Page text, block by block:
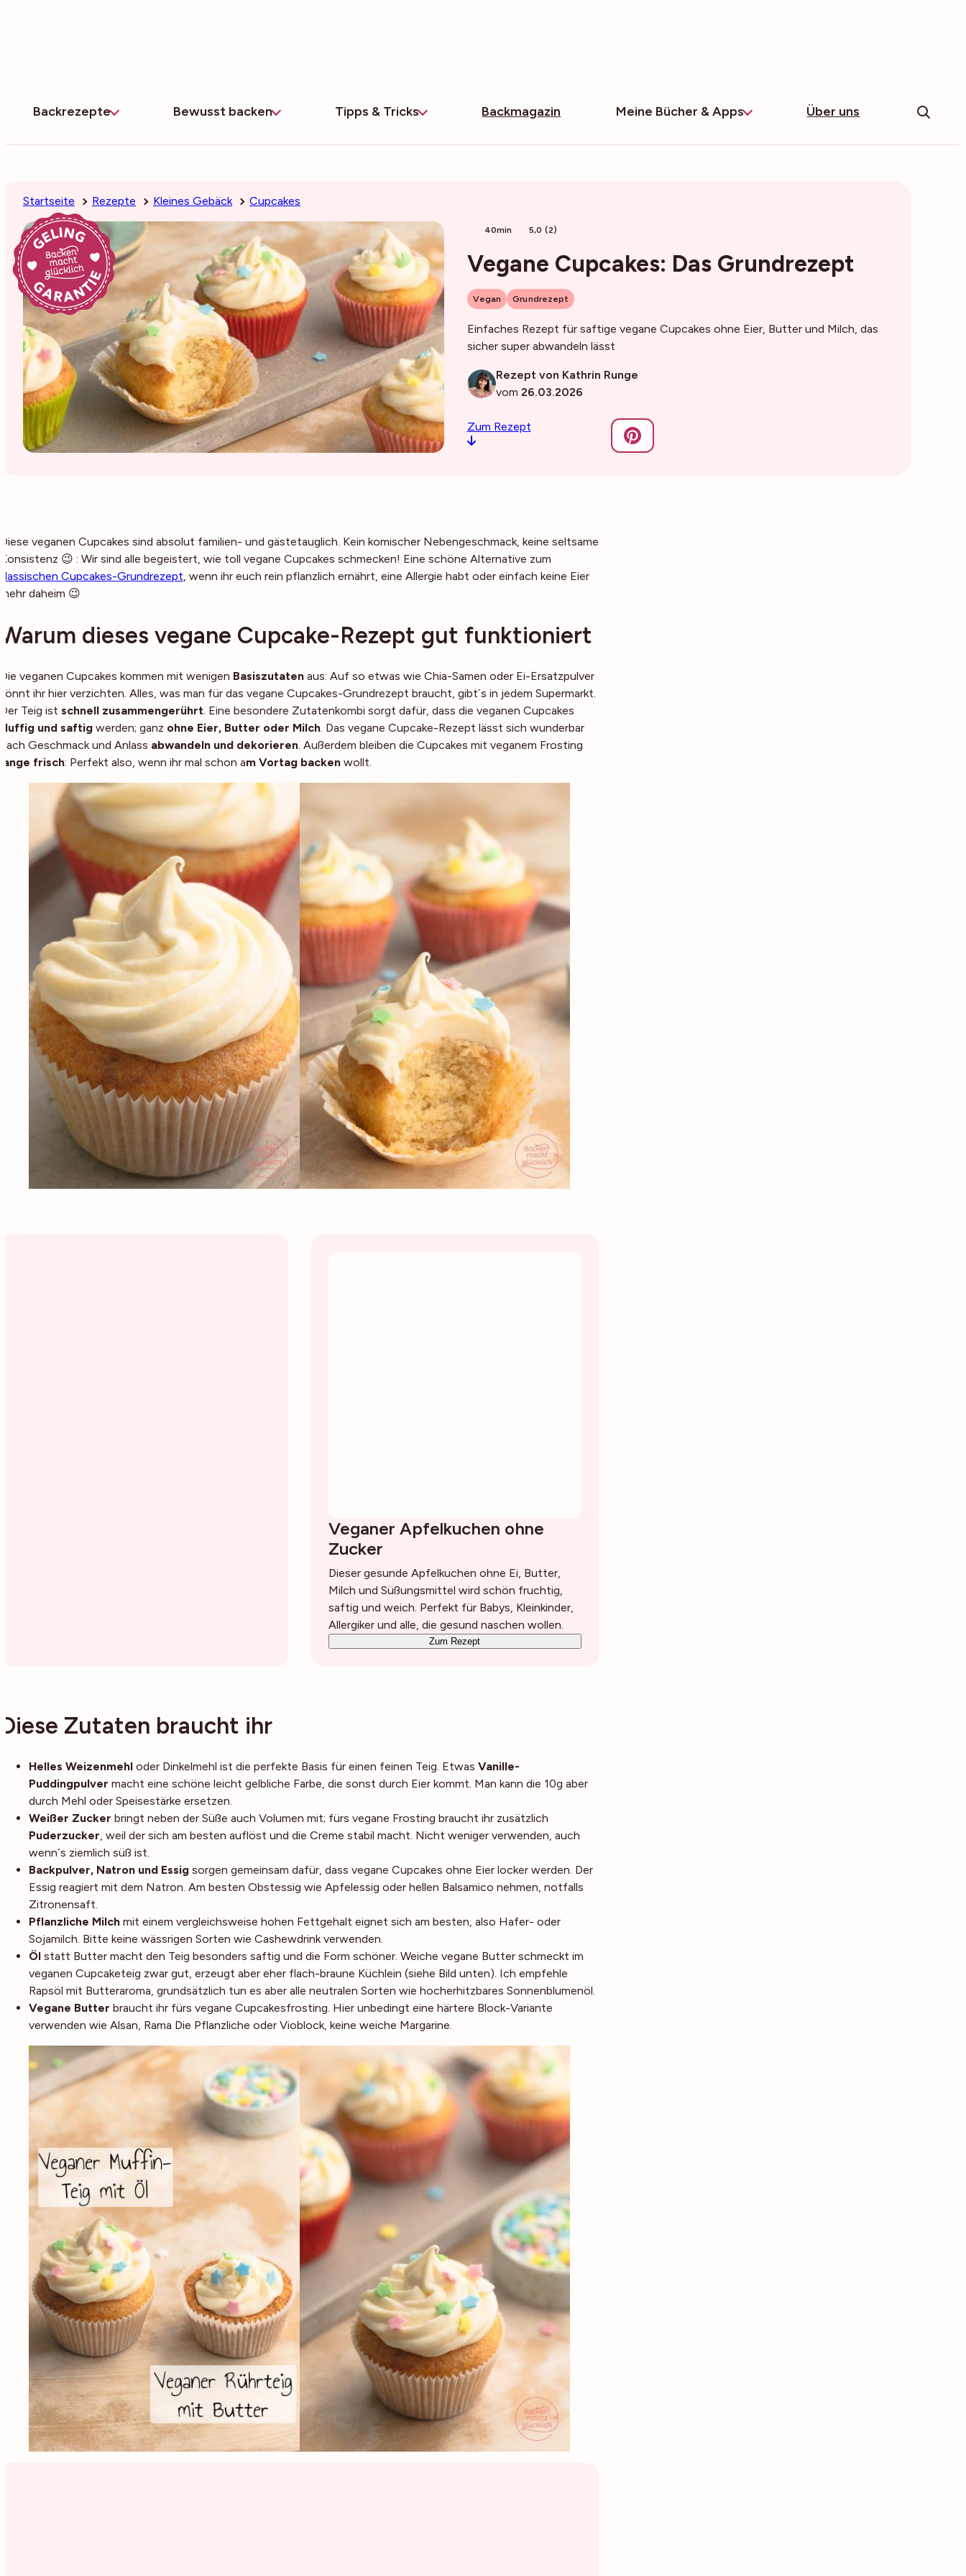
Backrezepte Bewusst backen Tipps & Tricks Backmagazin Meine Bücher & Apps Über uns
Startseite Rezepte Kleines Gebäck Cupcakes
40min 5,0 (2)
Vegane Cupcakes: Das Grundrezept
Vegan Grundrezept
Einfaches Rezept für saftige vegane Cupcakes ohne Eier, Butter und Milch, das
sicher super abwandeln lässt
Rezept von Kathrin Runge
vom 26.03.2026
Zum Rezept
Diese veganen Cupcakes sind absolut familien- und gästetauglich. Kein komischer Nebengeschmack, keine seltsame
Konsistenz 😉 : Wir sind alle begeistert, wie toll vegane Cupcakes schmecken! Eine schöne Alternative zum
klassischen Cupcakes-Grundrezept, wenn ihr euch rein pflanzlich ernährt, eine Allergie habt oder einfach keine Eier
mehr daheim 😉
Warum dieses vegane Cupcake-Rezept gut funktioniert
Die veganen Cupcakes kommen mit wenigen Basiszutaten aus: Auf so etwas wie Chia-Samen oder Ei-Ersatzpulver
könnt ihr hier verzichten. Alles, was man für das vegane Cupcakes-Grundrezept braucht, gibt´s in jedem Supermarkt.
Der Teig ist schnell zusammengerührt. Eine besondere Zutatenkombi sorgt dafür, dass die veganen Cupcakes
fluffig und saftig werden; ganz ohne Eier, Butter oder Milch. Das vegane Cupcake-Rezept lässt sich wunderbar
nach Geschmack und Anlass abwandeln und dekorieren. Außerdem bleiben die Cupcakes mit veganem Frosting
lange frisch: Perfekt also, wenn ihr mal schon am Vortag backen wollt.
Veganer Apfelkuchen ohne
Zucker
Dieser gesunde Apfelkuchen ohne Ei, Butter,
Milch und Süßungsmittel wird schön fruchtig,
saftig und weich. Perfekt für Babys, Kleinkinder,
Allergiker und alle, die gesund naschen wollen.
Zum Rezept
Diese Zutaten braucht ihr
Helles Weizenmehl oder Dinkelmehl ist die perfekte Basis für einen feinen Teig. Etwas Vanille-
Puddingpulver macht eine schöne leicht gelbliche Farbe, die sonst durch Eier kommt. Man kann die 10g aber
durch Mehl oder Speisestärke ersetzen.
Weißer Zucker bringt neben der Süße auch Volumen mit; fürs vegane Frosting braucht ihr zusätzlich
Puderzucker, weil der sich am besten auflöst und die Creme stabil macht. Nicht weniger verwenden, auch
wenn´s ziemlich süß ist.
Backpulver, Natron und Essig sorgen gemeinsam dafür, dass vegane Cupcakes ohne Eier locker werden. Der
Essig reagiert mit dem Natron. Am besten Obstessig wie Apfelessig oder hellen Balsamico nehmen, notfalls
Zitronensaft.
Pflanzliche Milch mit einem vergleichsweise hohen Fettgehalt eignet sich am besten, also Hafer- oder
Sojamilch. Bitte keine wässrigen Sorten wie Cashewdrink verwenden.
Öl statt Butter macht den Teig besonders saftig und die Form schöner. Weiche vegane Butter schmeckt im
veganen Cupcaketeig zwar gut, erzeugt aber eher flach-braune Küchlein (siehe Bild unten). Ich empfehle
Rapsöl mit Butteraroma, grundsätzlich tun es aber alle neutralen Sorten wie hocherhitzbares Sonnenblumenöl.
Vegane Butter braucht ihr fürs vegane Cupcakesfrosting. Hier unbedingt eine härtere Block-Variante
verwenden wie Alsan, Rama Die Pflanzliche oder Vioblock, keine weiche Margarine.